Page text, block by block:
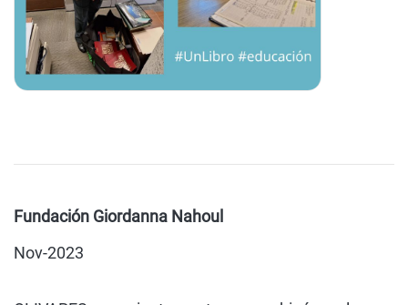
Fundación Giordanna Nahoul
Nov-2023